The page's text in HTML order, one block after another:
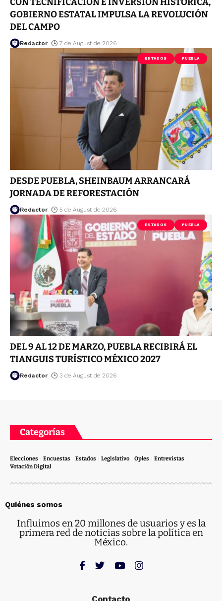
GOBIERNO ESTATAL IMPULSA LA REVOLUCIÓN
DEL CAMPO
Redactor 7 de August de 2026
ESTADOS PUEBLA
DESDE PUEBLA, SHEINBAUM ARRANCARÁ
JORNADA DE REFORESTACIÓN
Redactor 5 de August de 2026
ESTADOS PUEBLA
DEL 9 AL 12 DE MARZO, PUEBLA RECIBIRÁ EL
TIANGUIS TURÍSTICO MÉXICO 2027
Redactor 3 de August de 2026
Categorías
Elecciones Encuestas Estados Legislativo Oples
Entrevistas
Votación Digital
Quiénes somos
Influimos en 20 millones de usuarios y es la
primera red de noticias sobre la política en
México.
Contacto